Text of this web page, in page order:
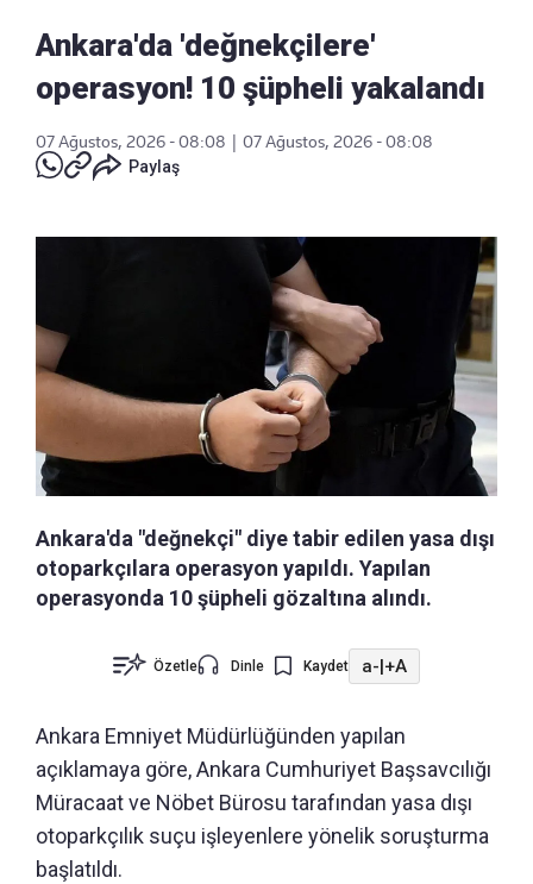
Ankara'da 'değnekçilere'
operasyon! 10 şüpheli yakalandı
07 Ağustos, 2026 - 08:08
07 Ağustos, 2026 - 08:08
Paylaş
Ankara'da "değnekçi" diye tabir edilen yasa dışı
otoparkçılara operasyon yapıldı. Yapılan
operasyonda 10 şüpheli gözaltına alındı.
Özetle Dinle Kaydet a-|+A
Ankara Emniyet Müdürlüğünden yapılan
açıklamaya göre, Ankara Cumhuriyet Başsavcılığı
Müracaat ve Nöbet Bürosu tarafından yasa dışı
otoparkçılık suçu işleyenlere yönelik soruşturma
başlatıldı.